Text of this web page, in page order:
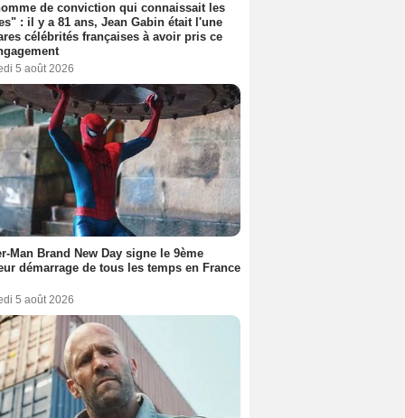
de conviction qui connaissait les
: il y a 81 ans, Jean Gabin était l'une
célébrités françaises à avoir pris ce
5 août 2026
Man Brand New Day signe le 9ème
démarrage de tous les temps en France
5 août 2026